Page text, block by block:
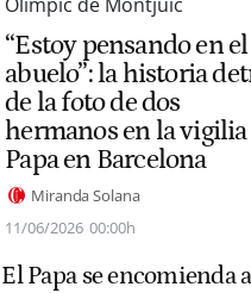
“Estoy pensando en el
abuelo”: la historia
de la foto de dos
hermanos en la
Papa en Barcelona
Miranda Solana
11/06/2026 00:00h
El Papa se encomienda